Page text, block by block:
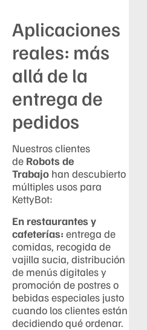
Aplicaciones
reales: más
allá de la
entrega de
pedidos
Nuestros clientes
de Robots de
Trabajo han descubierto
múltiples usos para
KettyBot:
En restaurantes y
cafeterías: entrega de
comidas, recogida de
vajilla sucia, distribución
de menús digitales y
promoción de postres o
bebidas especiales justo
cuando los clientes están
decidiendo qué ordenar.